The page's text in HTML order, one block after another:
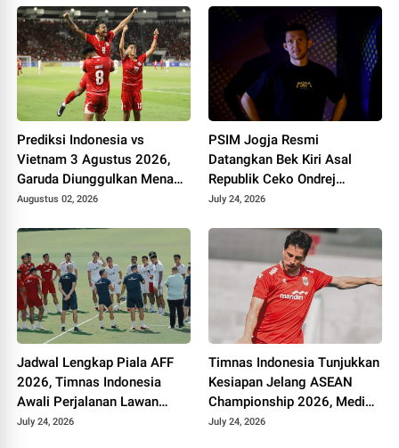
Prediksi Indonesia vs
Vietnam 3 Agustus 2026,
Garuda Diunggulkan Menang
Tipis di Stadion Pakansari
Augustus 02, 2026
PSIM Jogja Resmi
Datangkan Bek Kiri Asal
Republik Ceko Ondrej
Rudzan untuk Hadapi Super
July 24, 2026
Jadwal Lengkap Piala AFF
2026, Timnas Indonesia
Awali Perjalanan Lawan
Kamboja
July 24, 2026
Timnas Indonesia Tunjukkan
Kesiapan Jelang ASEAN
Championship 2026, Media
Vietnam Minta Timnya
July 24, 2026